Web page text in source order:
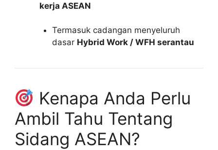
kerja ASEAN
Termasuk cadangan menyeluruh
dasar Hybrid Work / WFH serantau
Kenapa Anda Perlu
Ambil Tahu Tentang
Sidang ASEAN?